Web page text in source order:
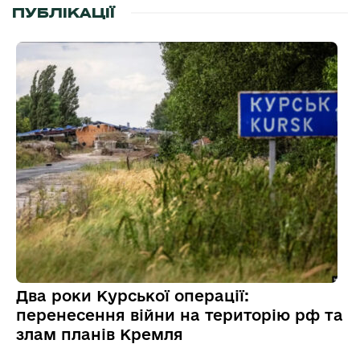
ПУБЛІКАЦІЇ
Два роки Курської операції:
перенесення війни на територію рф та
злам планів Кремля